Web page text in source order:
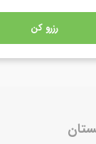
رزرو کن